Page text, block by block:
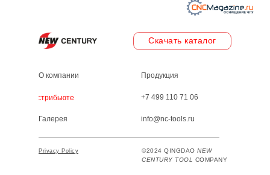
+7 499 110 71 06
info@nc-tools.ru
©2024 QINGDAO NEW
CENTURY TOOL
COMPANY
Privacy Policy
Скачать каталог
О компании Продукция
Галерея
Дистрибьютеры